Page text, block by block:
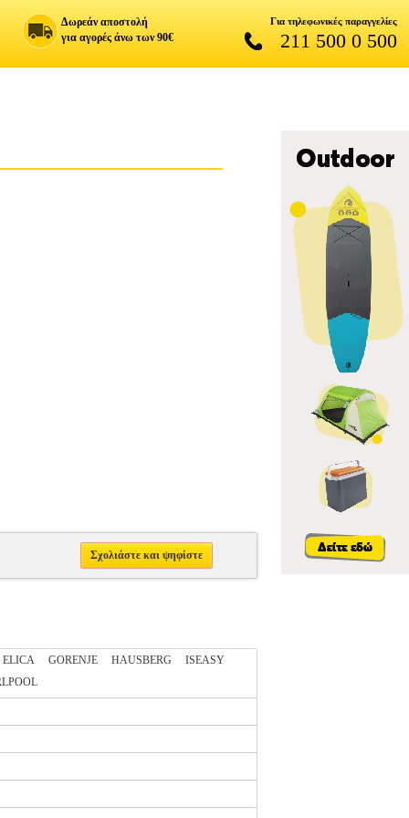
Δωρεάν αποστολή
για αγορές άνω των 90€
Για τηλεφωνικές παραγγελίες
211 500 0 500
Σχολιάστε και ψηφίστε
ELICA GORENJE HAUSBERG
ISEASY